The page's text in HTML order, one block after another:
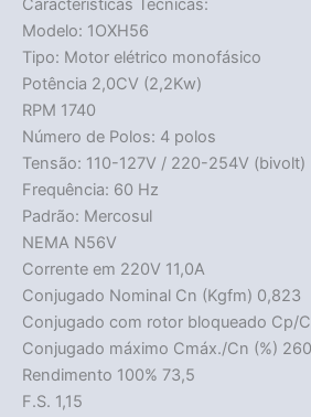
Características Técnicas:
Modelo: 1OXH56
Tipo: Motor elétrico monofásico
Potência 2,0CV (2,2Kw)
RPM 1740
Número de Polos: 4 polos
Tensão: 110-127V / 220-254V (bivolt)
Frequência: 60 Hz
Padrão: Mercosul
NEMA N56V
Corrente em 220V 11,0A
Conjugado Nominal Cn (Kgfm) 0,823
Conjugado com rotor bloqueado Cp/
Conjugado máximo Cmáx./Cn (%) 260
Rendimento 100% 73,5
F.S. 1,15